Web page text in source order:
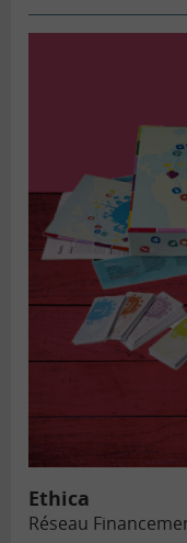
Ethica
Réseau